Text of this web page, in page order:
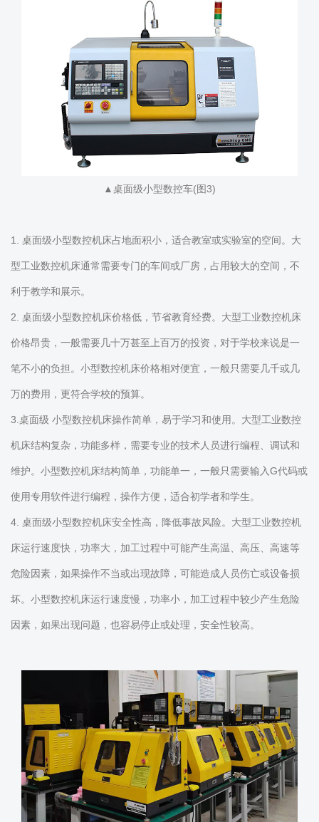
▲桌面级小型数控车(图3)
1. 桌面级小型数控机床占地面积小，适合教室或实验室的空间。大
型工业数控机床通常需要专门的车间或厂房，占用较大的空间，不
利于教学和展示。
2. 桌面级小型数控机床价格低，节省教育经费。大型工业数控机床
价格昂贵，一般需要几十万甚至上百万的投资，对于学校来说是一
笔不小的负担。小型数控机床价格相对便宜，一般只需要几千或几
万的费用，更符合学校的预算。
3.桌面级 小型数控机床操作简单，易于学习和使用。大型工业数控
机床结构复杂，功能多样，需要专业的技术人员进行编程、调试和
维护。小型数控机床结构简单，功能单一，一般只需要输入G代码或
使用专用软件进行编程，操作方便，适合初学者和学生。
4. 桌面级小型数控机床安全性高，降低事故风险。大型工业数控机
床运行速度快，功率大，加工过程中可能产生高温、高压、高速等
危险因素，如果操作不当或出现故障，可能造成人员伤亡或设备损
坏。小型数控机床运行速度慢，功率小，加工过程中较少产生危险
因素，如果出现问题，也容易停止或处理，安全性较高。